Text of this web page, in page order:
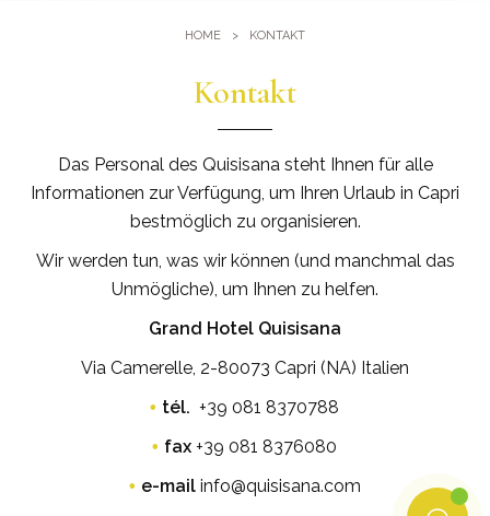
Sauna und Türkisches Bad
Events und Tagungen
Heiraten im Quisisana
Leaders Club
HOME KONTAKT
Kontakt
Das Personal des Quisisana steht Ihnen für alle
Informationen zur Verfügung, um Ihren Urlaub in Capri
bestmöglich zu organisieren.
Wir werden tun, was wir können (und manchmal das
Unmögliche), um Ihnen zu helfen.
Grand Hotel Quisisana
Via Camerelle, 2-80073 Capri (NA) Italien
tél. +39 081 8370788
fax +39 081 8376080
e-mail info@quisisana.com